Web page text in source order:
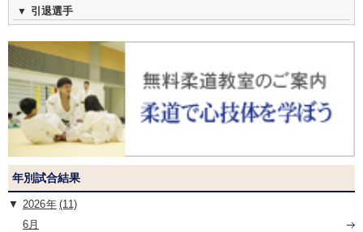
引退選手
年別試合結果
2026
(11)
6月